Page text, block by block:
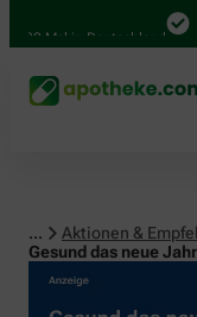
Mal in Deutschland
...
Aktionen &
Gesund das neue